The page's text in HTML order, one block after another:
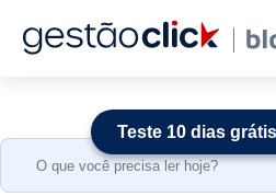
Search
Teste 10 dias